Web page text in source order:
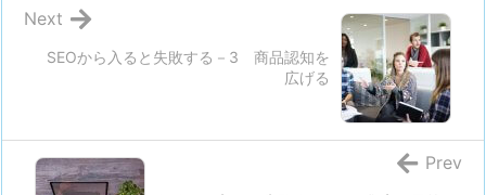
SEOから入ると失敗する－3 商品認知を
広げる
Next
Prev